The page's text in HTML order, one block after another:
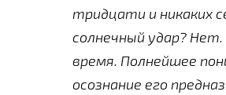
тридцати и никаких
солнечный удар? Нет.
время. Полнейшее
осознание его